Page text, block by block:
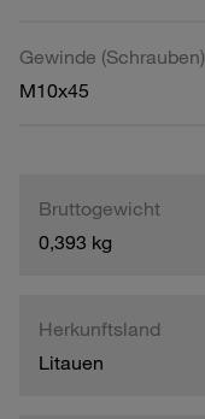
Gewinde (Schrauben)
M10x45
Bruttogewicht
0,393 kg
Herkunftsland
Litauen